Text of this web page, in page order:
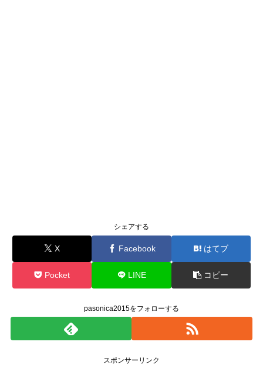
シェアする
X Facebook はてブ
Pocket LINE コピー
pasonica2015をフォローする
スポンサーリンク